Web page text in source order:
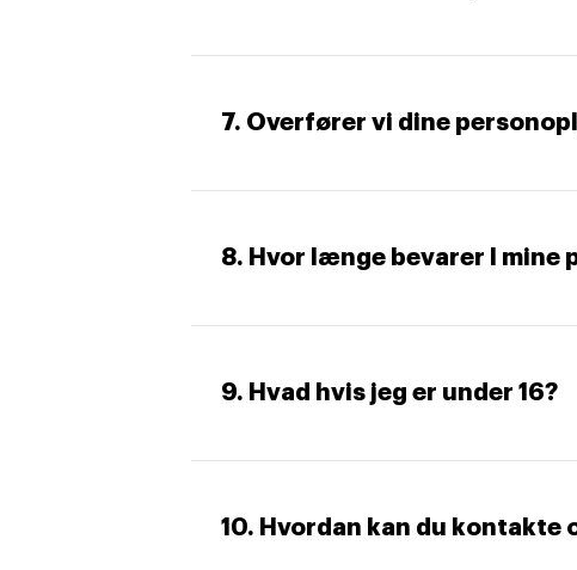
7. Overfører vi dine
8. Hvor længe bevarer I mine
9. Hvad hvis jeg er under 16?
10. Hvordan kan du kontakte